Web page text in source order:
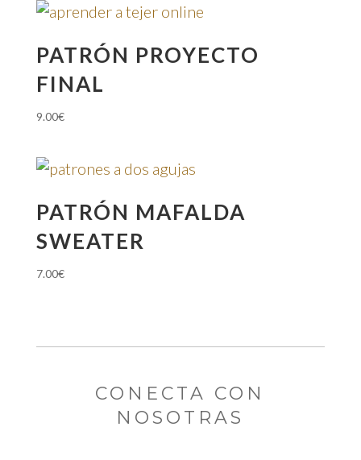
PATRÓN PROYECTO
FINAL
9.00€
PATRÓN MAFALDA
SWEATER
7.00€
CONECTA CON
NOSOTRAS